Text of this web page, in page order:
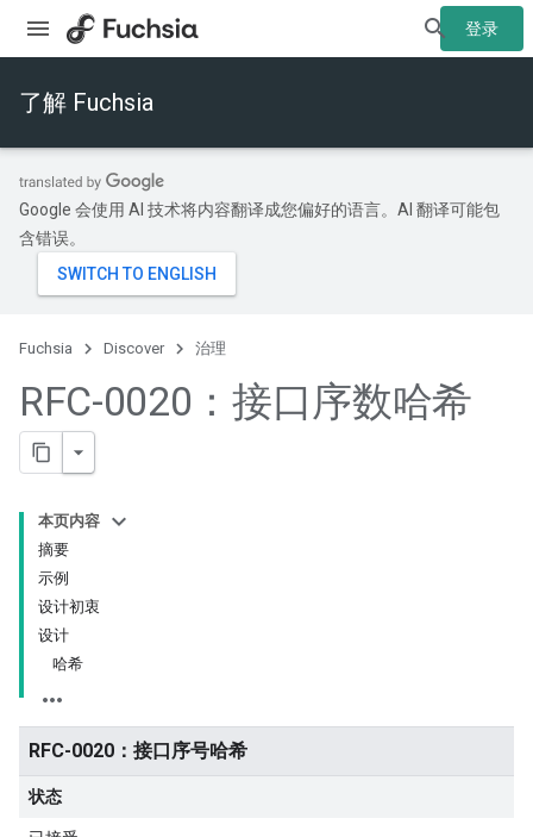
登录
了解 Fuchsia
Google 会使用 AI 技术将内容翻译成您偏好的语言。AI 翻译可能包
含错误。
Fuchsia Discover 治理
RFC-0020：接口序数哈希
本页内容
摘要
示例
设计初衷
设计
哈希
RFC-0020：接口序号哈希
状态